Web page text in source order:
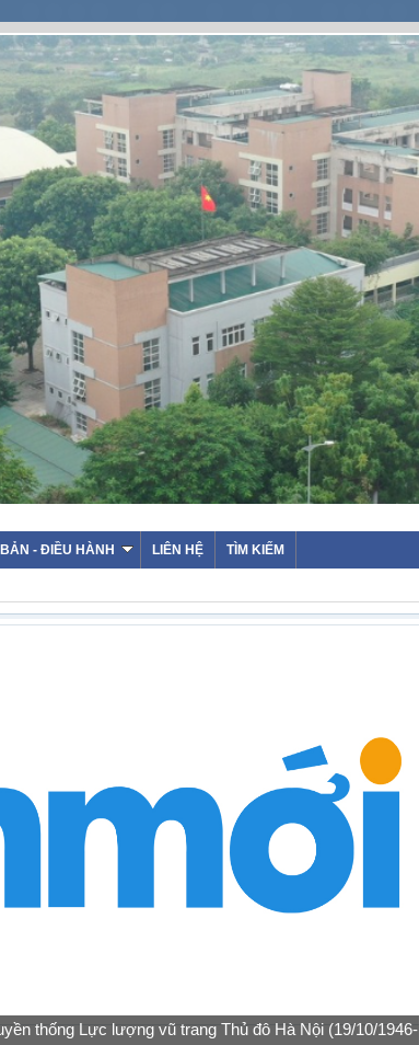
- ĐIỀU HÀNH LIÊN HỆ TÌM KIẾM
thống Lực lượng vũ trang Thủ đô Hà Nội (19/10/1946-